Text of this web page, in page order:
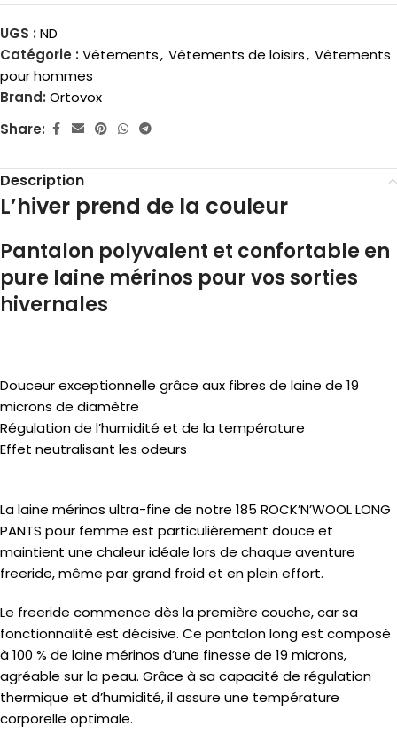
UGS : ND
Catégorie : Vêtements, Vêtements de loisirs, Vêtements
pour hommes
Brand: Ortovox
Share:
Description
L’hiver prend de la couleur
Pantalon polyvalent et confortable en
pure laine mérinos pour vos sorties
hivernales
Douceur exceptionnelle grâce aux fibres de laine de 19
microns de diamètre
Régulation de l’humidité et de la température
Effet neutralisant les odeurs
La laine mérinos ultra-fine de notre 185 ROCK’N’WOOL LONG
PANTS pour femme est particulièrement douce et
maintient une chaleur idéale lors de chaque aventure
freeride, même par grand froid et en plein effort.
Le freeride commence dès la première couche, car sa
fonctionnalité est décisive. Ce pantalon long est composé
à 100 % de laine mérinos d’une finesse de 19 microns,
agréable sur la peau. Grâce à sa capacité de régulation
thermique et d’humidité, il assure une température
corporelle optimale.